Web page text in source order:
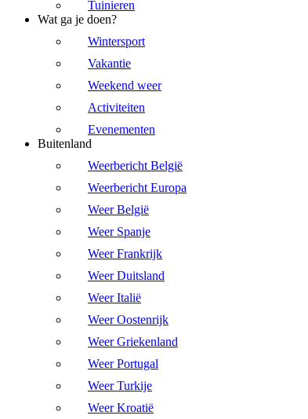
Tuinieren
Wat ga je doen?
Wintersport
Vakantie
Weekend weer
Activiteiten
Evenementen
Buitenland
Weerbericht België
Weerbericht Europa
Weer België
Weer Spanje
Weer Frankrijk
Weer Duitsland
Weer Italië
Weer Oostenrijk
Weer Griekenland
Weer Portugal
Weer Turkije
Weer Kroatië